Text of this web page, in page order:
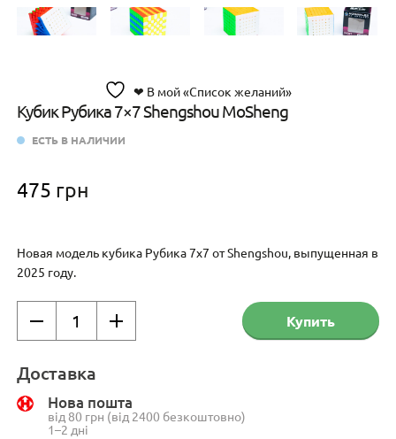
❤ В мой «Список желаний»
Кубик Рубика 7×7 Shengshou MoSheng
ЕСТЬ В НАЛИЧИИ
475 грн
Новая модель кубика Рубика 7х7 от Shengshou, выпущенная в
2025 году.
Рубика
7x7
Shengshou
MoSheng
Купить
Доставка
Нова пошта
від 80 грн (від 2400 безкоштовно)
1–2 дні